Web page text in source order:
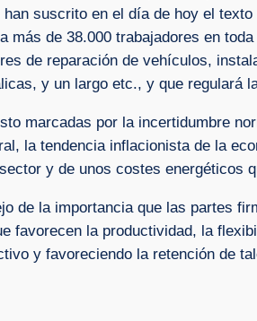
suscrito en el día de hoy el
más de 38.000 trabajadores en
de reparación de vehículos,
y un largo etc., y que regulará
marcadas por la incertidumbre
la tendencia inflacionista de la
y de unos costes energéticos
de la importancia que las partes
favorecen la productividad, la
y favoreciendo la retención de